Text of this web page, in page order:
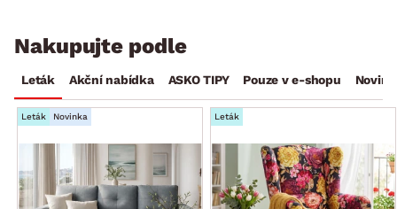
Nakupujte podle
Leták Akční nabídka ASKO TIPY Pouze v e-shopu
Leták Novinka Leták